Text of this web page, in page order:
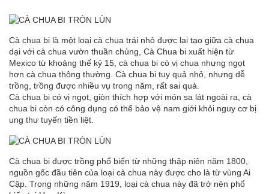
Cà chua bi là một loại cà chua trái nhỏ được lai tạo giữa cà chua
dại với cà chua vườn thuần chủng, Cà Chua bi xuất hiện từ
Mexico từ khoảng thế kỷ 15, cà chua bi có vị chua nhưng ngọt
hơn cà chua thông thường. Cà chua bi tuy quả nhỏ, nhưng dễ
trồng, trồng được nhiều vụ trong năm, rất sai quả.
Cà chua bi có vị ngọt, giòn thích hợp với món sa lát ngoài ra, cà
chua bi còn có công dụng có thể bảo vệ nam giới khỏi nguy cơ bị
ung thư tuyến tiền liệt.
Cà chua bi được trồng phổ biến từ những thập niên năm 1800,
nguồn gốc đầu tiên của loại cà chua này được cho là từ vùng Ai
Cập. Trong những năm 1919, loại cà chua này đã trở nên phổ